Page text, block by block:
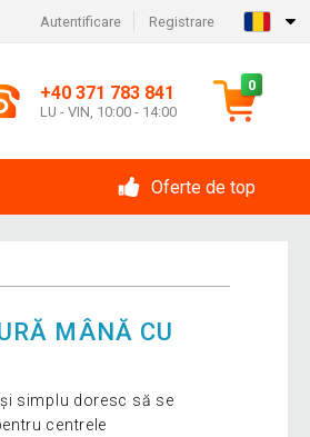
Autentificare Registrare
+40 371 783 841
LU - VIN, 10:00 - 14:00
0
Oferte de top
MÂNĂ CU
simplu doresc să se
centrele